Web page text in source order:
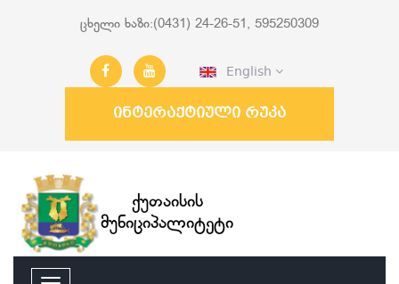
ცხელი ხაზი:(0431) 24-26-51, 595250309
English
ინტერაქტიული რუკა
ქუთაისის
მუნიციპალიტეტი